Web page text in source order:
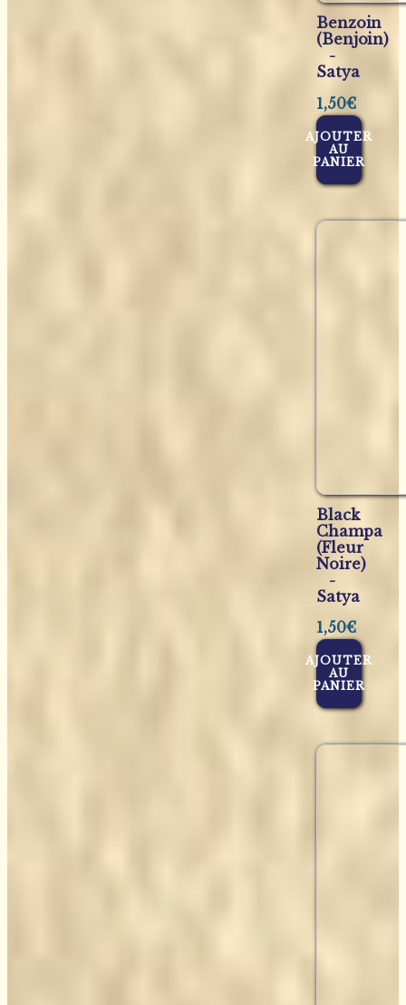
Benzoin
(Benjoin)
-
Satya
1,50€
AJOUTER
AU
PANIER
Black
Champa
(Fleur
Noire)
-
Satya
1,50€
AJOUTER
AU
PANIER